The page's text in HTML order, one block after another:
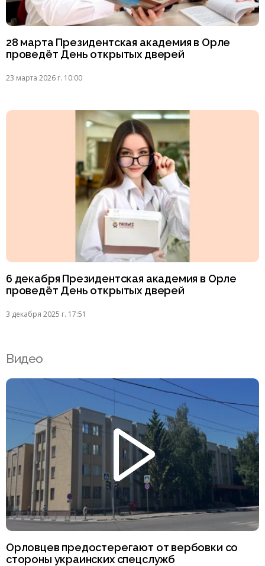
28 марта Президентская академия в Орле
проведёт День открытых дверей
23 марта 2026 г. 10:00
6 декабря Президентская академия в Орле
проведёт День открытых дверей
3 декабря 2025 г. 17:51
Видео
Орловцев предостерегают от вербовки со
стороны украинских спецслужб